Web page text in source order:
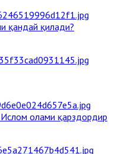
қандай қилади?
олами қарздордир